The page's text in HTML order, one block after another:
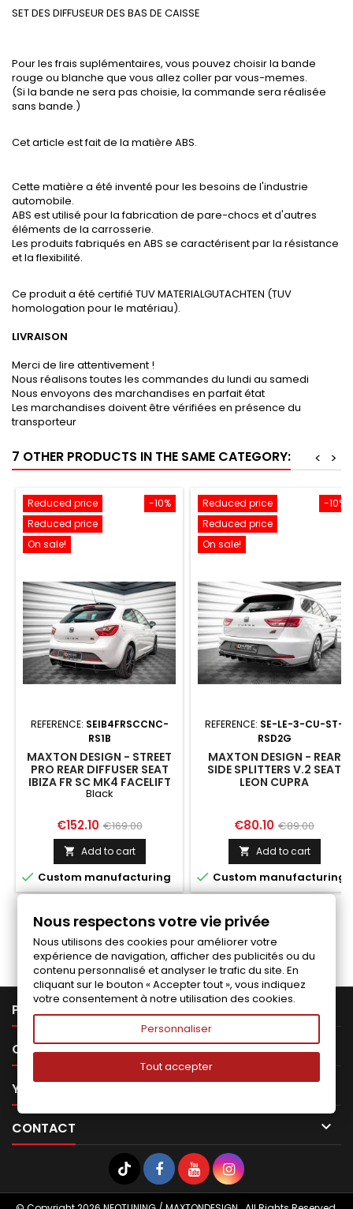
SET DES DIFFUSEUR DES BAS DE CAISSE
Pour les frais suplémentaires, vous pouvez choisir la bande
rouge ou blanche que vous allez coller par vous-memes.
(Si la bande ne sera pas choisie, la commande sera réalisée
sans bande.)
Cet article est fait de la matière ABS.
Cette matière a été inventé pour les besoins de l'industrie
automobile.
ABS est utilisé pour la fabrication de pare-chocs et d'autres
éléments de la carrosserie.
Les produits fabriqués en ABS se caractérisent par la résistance
et la flexibilité.
Ce produit a été certifié TUV MATERIALGUTACHTEN (TUV
homologation pour le matériau).
LIVRAISON
Merci de lire attentivement !
Nous réalisons toutes les commandes du lundi au samedi
Nous envoyons des marchandises en parfait état
Les marchandises doivent être vérifiées en présence du
transporteur
7 OTHER PRODUCTS IN THE SAME CATEGORY: >
<
-10%
Reduced price
Reduced price
On sale!
REFERENCE: SEIB4FRSCCNC-
RS1B
MAXTON DESIGN - STREET
PRO REAR DIFFUSER SEAT
IBIZA FR SC MK4 FACELIFT
BLACK
Black
Price
€152.10 Regular
price
€169.00
 Add to cart
 Custom manufacturing
-10%
Reduced price
Reduced price
On sale!
REFERENCE: SE-LE-3-CU-ST-
RSD2G
MAXTON DESIGN - REAR
SIDE SPLITTERS V.2 SEAT
LEON CUPRA
Price
€80.10 Regular
price
€89.00
 Add to cart
 Custom manufacturing
Follow us on Facebook
PRODUCTS
OUR COMPANY 
YOUR ACCOUNT 
CONTACT 
Nous respectons votre vie privée
Nous utilisons des cookies pour améliorer votre
expérience de navigation, afficher des publicités ou du
contenu personnalisé et analyser le trafic du site. En
cliquant sur le bouton « Accepter tout », vous indiquez
votre consentement à notre utilisation des cookies.
Personnaliser
Tout accepter